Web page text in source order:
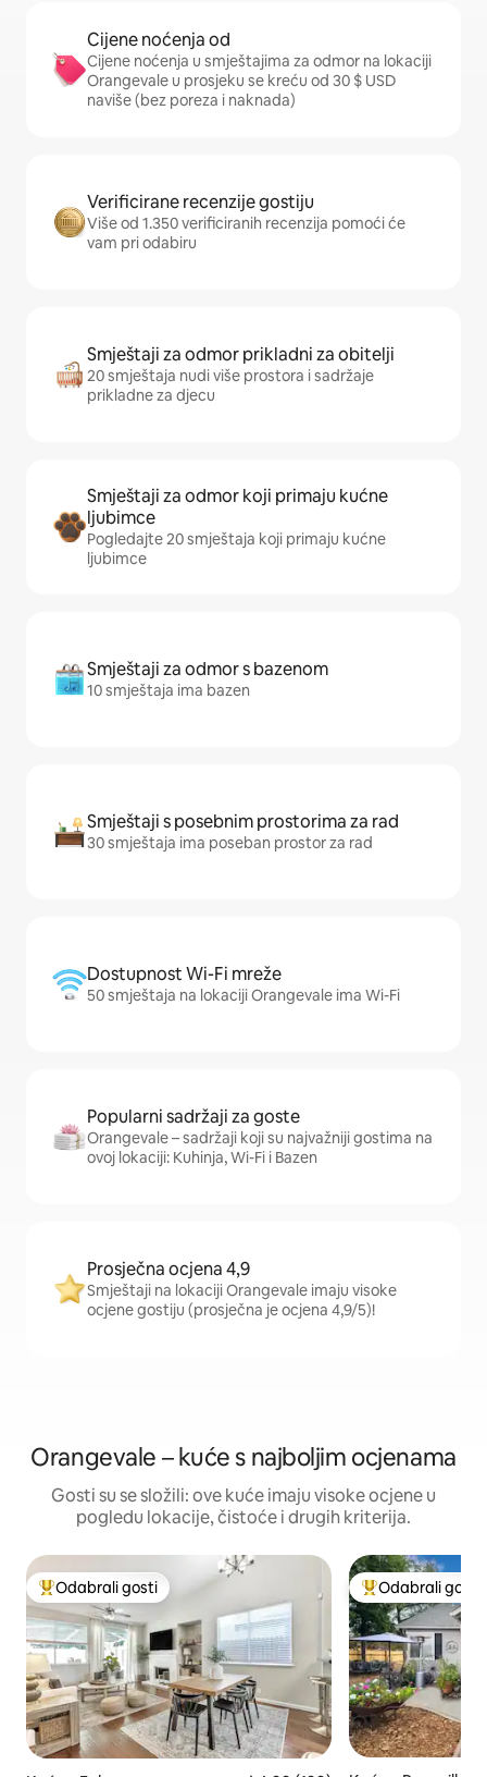
Cijene noćenja od
Cijene noćenja u smještajima za odmor na lokaciji
Orangevale u prosjeku se kreću od 30 $ USD
naviše (bez poreza i naknada)
Verificirane recenzije gostiju
Više od 1.350 verificiranih recenzija pomoći će
vam pri odabiru
Smještaji za odmor prikladni za obitelji
20 smještaja nudi više prostora i sadržaje
prikladne za djecu
Smještaji za odmor koji primaju kućne
ljubimce
Pogledajte 20 smještaja koji primaju kućne
ljubimce
Smještaji za odmor s bazenom
10 smještaja ima bazen
Smještaji s posebnim prostorima za rad
30 smještaja ima poseban prostor za rad
Dostupnost Wi-Fi mreže
50 smještaja na lokaciji Orangevale ima Wi-Fi
Popularni sadržaji za goste
Orangevale – sadržaji koji su najvažniji gostima na
ovoj lokaciji: Kuhinja, Wi-Fi i Bazen
Prosječna ocjena 4,9
Smještaji na lokaciji Orangevale imaju visoke
ocjene gostiju (prosječna je ocjena 4,9/5)!
Orangevale – kuće s najboljim ocjenama
Gosti su se složili: ove kuće imaju visoke ocjene u
pogledu lokacije, čistoće i drugih kriterija.
Među najviše rangiranima s oznakom „Odabrali gosti”
Odabrali gosti Među najviše
Odabrali gosti